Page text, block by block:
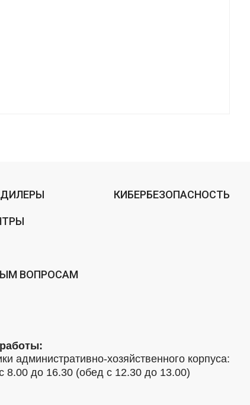
ВОПРОСАМ
КИБЕРБЕЗОПАСНОСТЬ
административно-хозяйственного корпуса:
8.00 до 16.30 (обед с 12.30 до 13.00)